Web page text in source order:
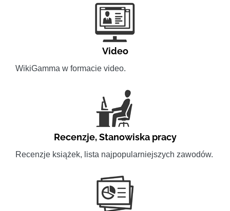
Video
WikiGamma w formacie video.
Recenzje,Stanowiska pracy
Recenzje książek, lista najpopularniejszych zawodów.